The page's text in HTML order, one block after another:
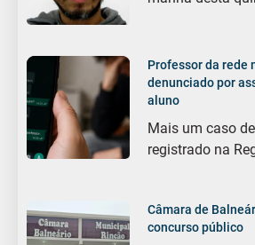
Professor da rede
denunciado por
aluno
Mais um caso
registrado na
Câmara de
concurso público